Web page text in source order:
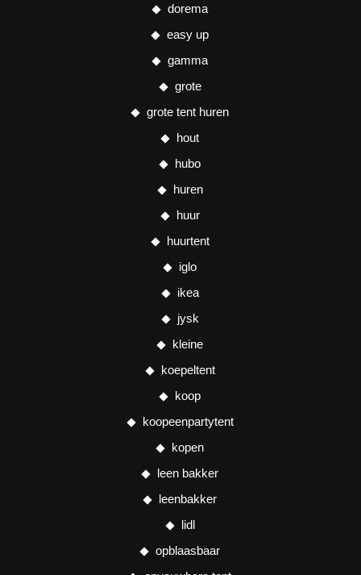
dorema
easy up
gamma
grote
grote tent huren
hout
hubo
huren
huur
huurtent
iglo
ikea
jysk
kleine
koepeltent
koop
koopeenpartytent
kopen
leen bakker
leenbakker
lidl
opblaasbaar